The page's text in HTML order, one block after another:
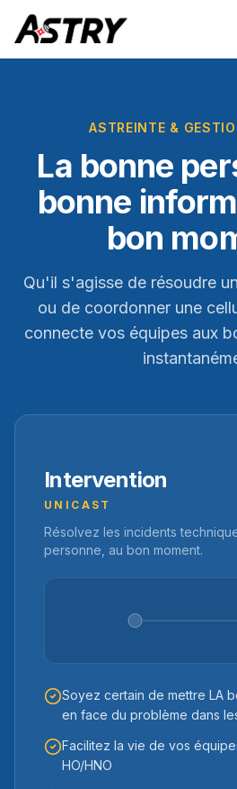
ASTREINTE &
La bonne
bonne
bon
Qu'il s'agisse de résoudre
ou de coordonner une
connecte vos équipes aux
Intervention
UNICAST
Résolvez les incidents
personne, au bon moment.
Soyez certain de mettre LA
en face du problème dans
Facilitez la vie de vos
HO/HNO